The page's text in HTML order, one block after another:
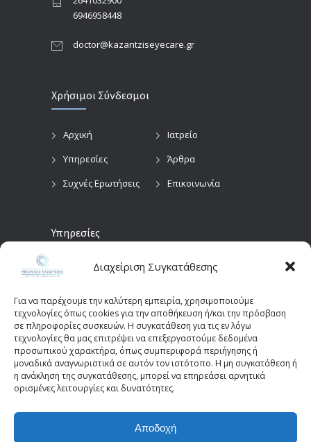
Διαχείριση Συγκατάθεσης
Για να παρέχουμε την καλύτερη εμπειρία, χρησιμοποιούμε
τεχνολογίες όπως cookies για την αποθήκευση ή/και την πρόσβαση
σε πληροφορίες συσκευών. Η συγκατάθεση για τις εν λόγω
τεχνολογίες θα μας επιτρέψει να επεξεργαστούμε δεδομένα
προσωπικού χαρακτήρα, όπως συμπεριφορά περιήγησης ή
μοναδικά αναγνωριστικά σε αυτόν τον ιστότοπο. Η μη συγκατάθεση ή
η ανάκληση της συγκατάθεσης, μπορεί να επηρεάσει αρνητικά
ορισμένες λειτουργίες και δυνατότητες.
Αποδοχή
6946958448
doctor@kazantziseyecare.gr
Χρήσιμοι Σύνδεσμοι
Αρχική
Ιατρείο
Υπηρεσίες
Άρθρα
Συχνές Ερωτήσεις
Επικοινωνία
Υπηρεσίες
Προληπτικός
Έλεγχος
Διαγνωστικές
Χειρουργικές
Επεμβάσεις Οφθαλμών
Οπτικά Πεδία
(Perimetry)
Παιδοοφθαλμολογία
Οπτική Τομογραφία
Συνοχής (OCT)
© 2025 - kazantziseyecare.gr -